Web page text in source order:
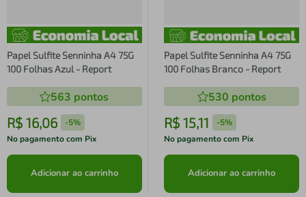
Papel Sulfite Senninha A4 75G
100 Folhas Azul - Report
563 pontos
R$ 16,06 -5%
No pagamento com Pix
Adicionar ao carrinho
Papel Sulfite Senninha A4 75G
100 Folhas Branco - Report
530 pontos
R$ 15,11 -5%
No pagamento com Pix
Adicionar ao carrinho